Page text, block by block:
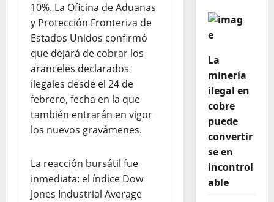
10%. La Oficina de Aduanas
y Protección Fronteriza de
Estados Unidos confirmó
que dejará de cobrar los
aranceles declarados
ilegales desde el 24 de
febrero, fecha en la que
también entrarán en vigor
los nuevos gravámenes.
La reacción bursátil fue
inmediata: el índice Dow
Jones Industrial Average
La
minería
ilegal en
cobre
puede
convertir
se en
incontrol
able